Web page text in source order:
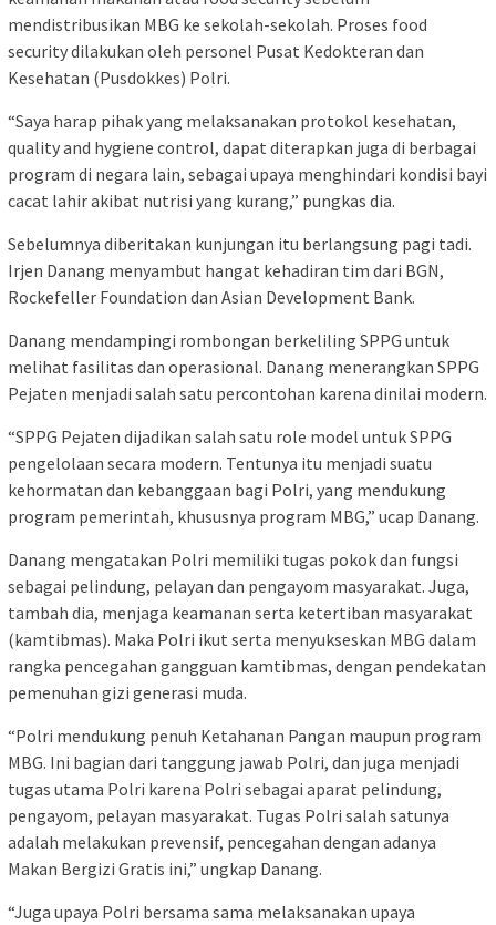
mendistribusikan MBG ke sekolah-sekolah. Proses food
security dilakukan oleh personel Pusat Kedokteran dan
Kesehatan (Pusdokkes) Polri.
“Saya harap pihak yang melaksanakan protokol kesehatan,
quality and hygiene control, dapat diterapkan juga di berbagai
program di negara lain, sebagai upaya menghindari kondisi bayi
cacat lahir akibat nutrisi yang kurang,” pungkas dia.
Sebelumnya diberitakan kunjungan itu berlangsung pagi tadi.
Irjen Danang menyambut hangat kehadiran tim dari BGN,
Rockefeller Foundation dan Asian Development Bank.
Danang mendampingi rombongan berkeliling SPPG untuk
melihat fasilitas dan operasional. Danang menerangkan SPPG
Pejaten menjadi salah satu percontohan karena dinilai modern.
“SPPG Pejaten dijadikan salah satu role model untuk SPPG
pengelolaan secara modern. Tentunya itu menjadi suatu
kehormatan dan kebanggaan bagi Polri, yang mendukung
program pemerintah, khususnya program MBG,” ucap Danang.
Danang mengatakan Polri memiliki tugas pokok dan fungsi
sebagai pelindung, pelayan dan pengayom masyarakat. Juga,
tambah dia, menjaga keamanan serta ketertiban masyarakat
(kamtibmas). Maka Polri ikut serta menyukseskan MBG dalam
rangka pencegahan gangguan kamtibmas, dengan pendekatan
pemenuhan gizi generasi muda.
“Polri mendukung penuh Ketahanan Pangan maupun program
MBG. Ini bagian dari tanggung jawab Polri, dan juga menjadi
tugas utama Polri karena Polri sebagai aparat pelindung,
pengayom, pelayan masyarakat. Tugas Polri salah satunya
adalah melakukan prevensif, pencegahan dengan adanya
Makan Bergizi Gratis ini,” ungkap Danang.
“Juga upaya Polri bersama sama melaksanakan upaya